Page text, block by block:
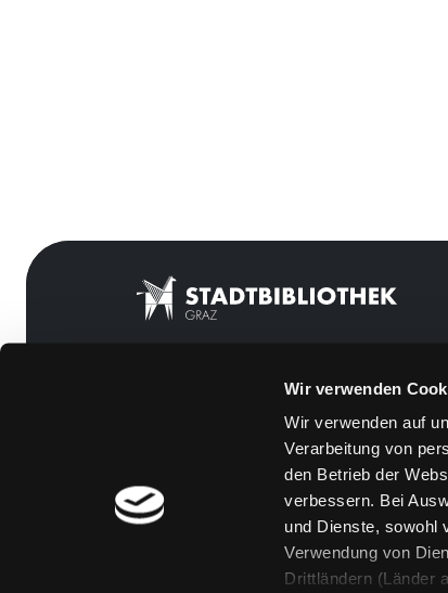
Wir verwenden
Wir verwenden auf
Verarbeitung von
den Betrieb der
verbessern. Bei
und Dienste, sowohl
Verwendung von
Drittländern (Länder
[kju:b]
Feedback
Kontakt
Über uns
Jobs
FAQs